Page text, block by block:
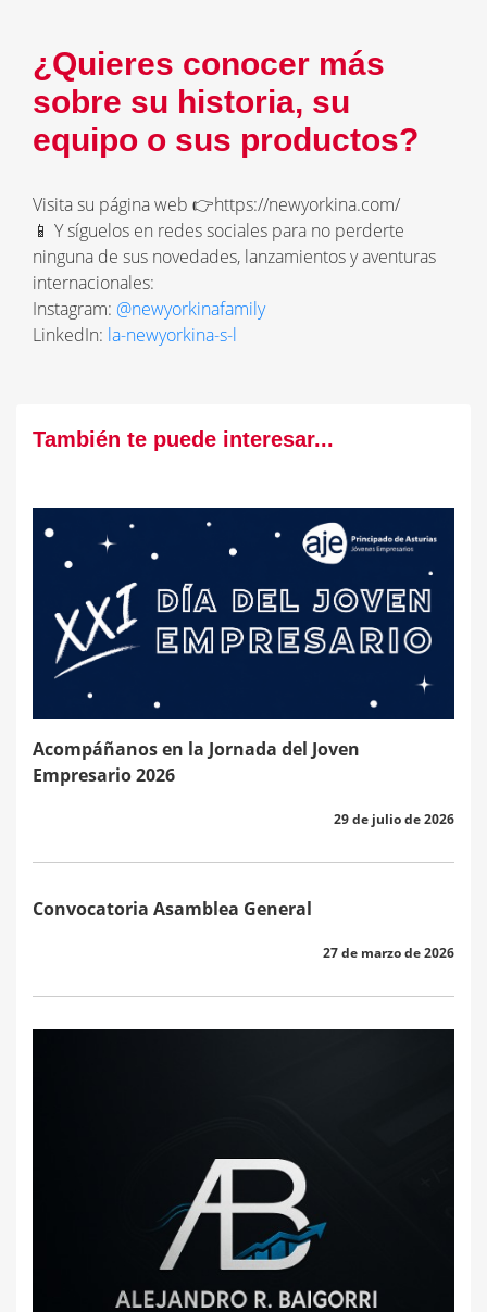
¿Quieres conocer más
sobre su historia, su
equipo o sus productos?
Visita su página web 👉https://newyorkina.com/
📱 Y síguelos en redes sociales para no perderte
ninguna de sus novedades, lanzamientos y aventuras
internacionales:
Instagram: @newyorkinafamily
LinkedIn: la-newyorkina-s-l
También te puede interesar...
Acompáñanos en la Jornada del Joven
Empresario 2026
29 de julio de 2026
Convocatoria Asamblea General
27 de marzo de 2026